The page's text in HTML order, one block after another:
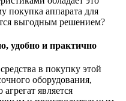
покупка аппарата для
выгодным решением?
удобно и практично
в покупку этой
оборудования,
является